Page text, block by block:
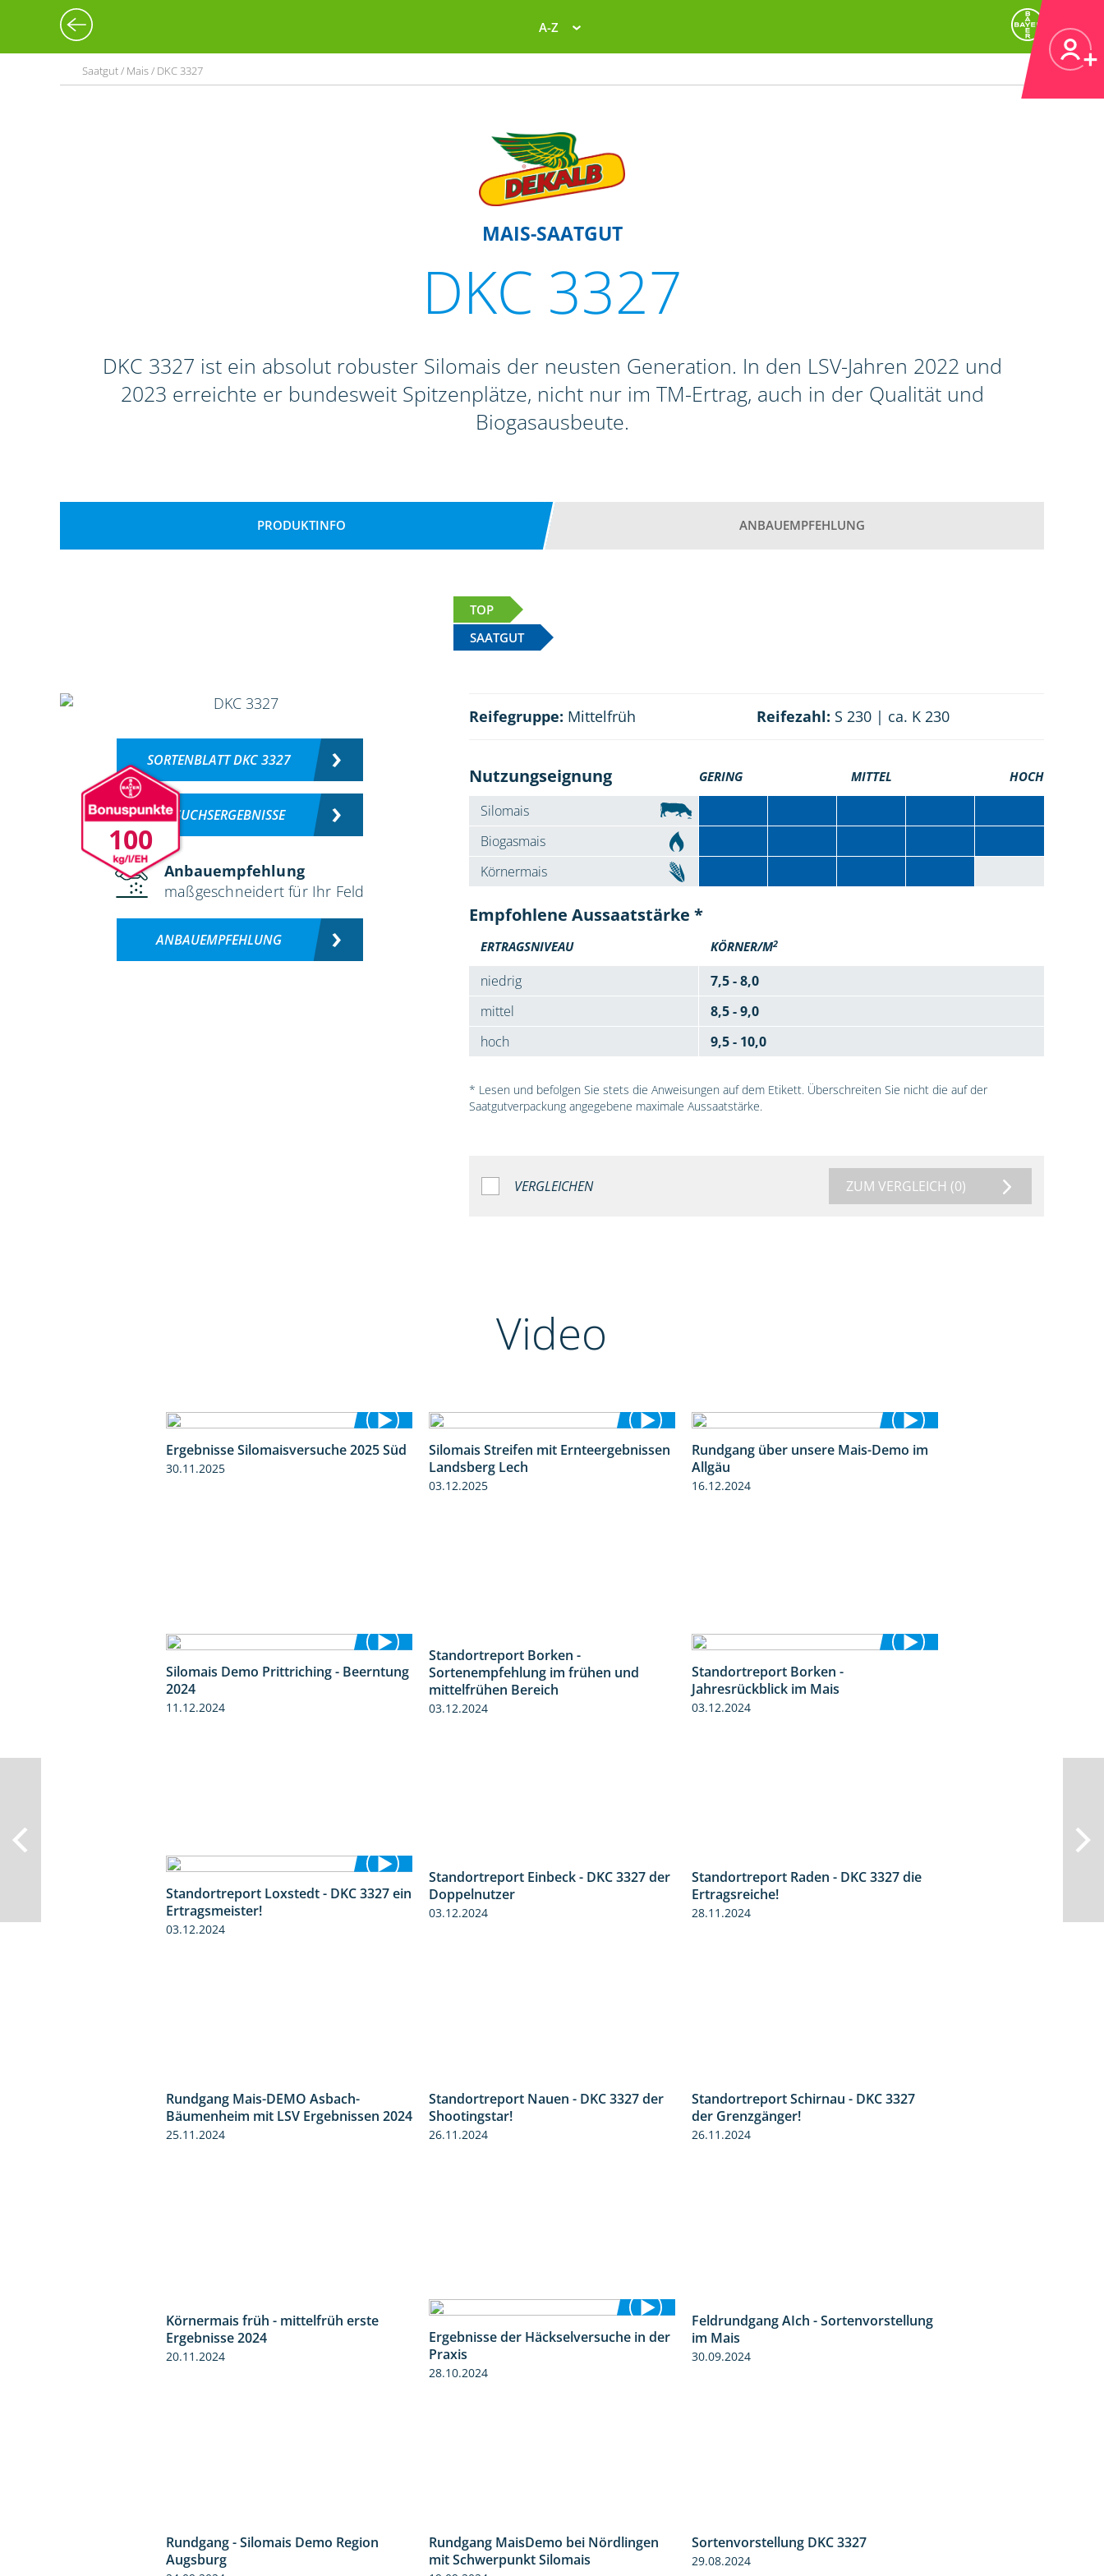
A-Z
Saatgut / Mais / DKC 3327
MAIS-SAATGUT
DKC 3327
DKC 3327 ist ein absolut robuster Silomais der neusten Generation. In den LSV-Jahren 2022 und
2023 erreichte er bundesweit Spitzenplätze, nicht nur im TM-Ertrag, auch in der Qualität und
Biogasausbeute.
PRODUKTINFO ANBAUEMPFEHLUNG
TOP
SAATGUT
100
SORTENBLATT DKC 3327
VERSUCHSERGEBNISSE
Anbauempfehlung
maßgeschneidert für Ihr Feld
ANBAUEMPFEHLUNG
Reifegruppe: Mittelfrüh Reifezahl: S 230 | ca. K 230
Nutzungseignung GERING MITTEL HOCH
Silomais
Biogasmais
Körnermais
Empfohlene Aussaatstärke *
ERTRAGSNIVEAU KÖRNER/M2
niedrig
7,5 - 8,0
mittel
8,5 - 9,0
hoch
9,5 - 10,0
* Lesen und befolgen Sie stets die Anweisungen auf dem Etikett. Überschreiten Sie nicht die auf der
Saatgutverpackung angegebene maximale Aussaatstärke.
VERGLEICHEN ZUM VERGLEICH (0)
Video
5:36
Ergebnisse Silomaisversuche 2025 Süd
30.11.2025
11:01
Silomais Streifen mit Ernteergebnissen
Landsberg Lech
03.12.2025
9:08
Rundgang über unsere Mais-Demo im
Allgäu
16.12.2024
12:28
Silomais Demo Prittriching - Beerntung
2024
11.12.2024
7:53
Standortreport Borken -
Sortenempfehlung im frühen und
mittelfrühen Bereich
03.12.2024
Standortreport Borken -
Jahresrückblick im Mais
03.12.2024
1:14
Standortreport Loxstedt - DKC 3327 ein
Ertragsmeister!
03.12.2024
Standortreport Einbeck - DKC 3327 der
Doppelnutzer
03.12.2024
Standortreport Raden - DKC 3327 die
Ertragsreiche!
28.11.2024
8:38
Rundgang Mais-DEMO Asbach-
Bäumenheim mit LSV Ergebnissen 2024
25.11.2024
Standortreport Nauen - DKC 3327 der
Shootingstar!
26.11.2024
Standortreport Schirnau - DKC 3327
der Grenzgänger!
Körnermais früh - mittelfrüh erste
Ergebnisse 2024
20.11.2024
5:16
Ergebnisse der Häckselversuche in der
Praxis
28.10.2024
Feldrundgang AIch - Sortenvorstellung
im Mais
30.09.2024
Rundgang - Silomais Demo Region
Augsburg
10:51
Rundgang MaisDemo bei Nördlingen
mit Schwerpunkt Silomais
Sortenvorstellung DKC 3327
29.08.2024